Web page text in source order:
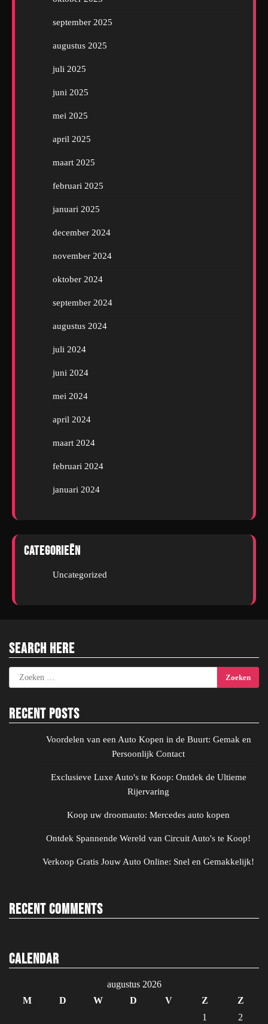
september 2025
augustus 2025
juli 2025
juni 2025
mei 2025
april 2025
maart 2025
februari 2025
januari 2025
december 2024
november 2024
oktober 2024
september 2024
augustus 2024
juli 2024
juni 2024
mei 2024
april 2024
maart 2024
februari 2024
januari 2024
Categorieën
Uncategorized
Search Here
Zoeken
naar:
Recent Posts
Voordelen van een Auto Kopen in de Buurt: Gemak en
Persoonlijk Contact
Exclusieve Luxe Auto's te Koop: Ontdek de Ultieme
Rijervaring
Koop uw droomauto: Mercedes auto kopen
Ontdek Spannende Wereld van Circuit Auto's te Koop!
Verkoop Gratis Jouw Auto Online: Snel en Gemakkelijk!
Recent Comments
Calendar
augustus 2026
M
D W D V Z
Z
1
2